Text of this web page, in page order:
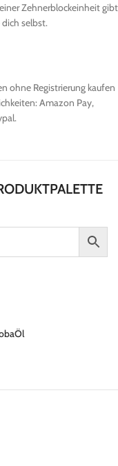
Zehnerblockeinheit gibt
dich selbst.
ohne Registrierung kaufen
Amazon Pay,